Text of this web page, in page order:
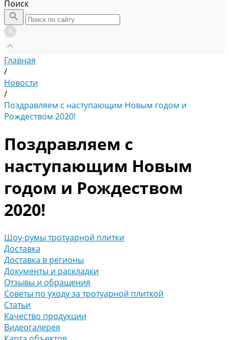
Поиск
Главная
/
Новости
/
Поздравляем c наступающим Новым годом и
Рождеством 2020!
Поздравляем c
наступающим Новым
годом и Рождеством
2020!
Шоу-румы тротуарной плитки
Доставка
Доставка в регионы
Документы и раскладки
Отзывы и обращения
Советы по уходу за тротуарной плиткой
Статьи
Качество продукции
Видеогалерея